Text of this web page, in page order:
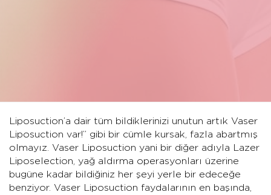
Liposuction’a dair tüm bildiklerinizi unutun artık Vaser
Liposuction var!’’ gibi bir cümle kursak, fazla abartmış
olmayız. Vaser Liposuction yani bir diğer adıyla Lazer
Liposelection, yağ aldırma operasyonları üzerine
bugüne kadar bildiğiniz her şeyi yerle bir edeceğe
benziyor. Vaser Liposuction faydalarının en başında,